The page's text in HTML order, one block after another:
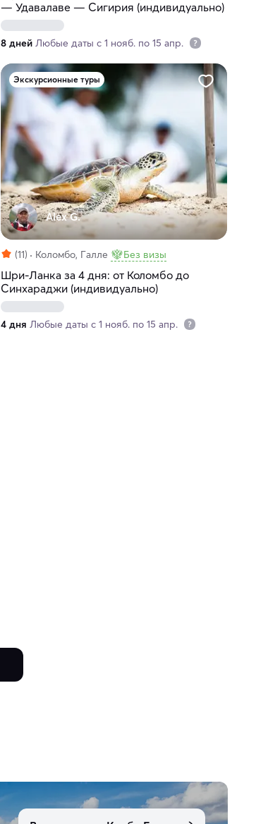
— Удавалаве — Сигирия (индивидуально)
8 дней Любые даты с 1 нояб. по 15 апр.
Экскурсионные туры
Alex G.
(11) Коломбо, Галле Без визы
Шри-Ланка за 4 дня: от Коломбо до
Синхараджи (индивидуально)
4 дня Любые даты с 1 нояб. по 15 апр.